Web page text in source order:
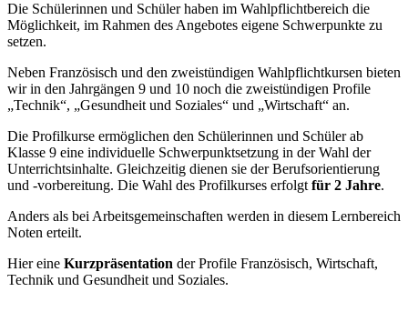
Die Schülerinnen und Schüler haben im Wahlpflichtbereich die
Möglichkeit, im Rahmen des Angebotes eigene Schwerpunkte zu
setzen.
Neben Französisch und den zweistündigen Wahlpflichtkursen bieten
wir in den Jahrgängen 9 und 10 noch die zweistündigen Profile
„Technik“, „Gesundheit und Soziales“ und „Wirtschaft“ an.
Die Profilkurse ermöglichen den Schülerinnen und Schüler ab
Klasse 9 eine individuelle Schwerpunktsetzung in der Wahl der
Unterrichtsinhalte. Gleichzeitig dienen sie der Berufsorientierung
und -vorbereitung. Die Wahl des Profilkurses erfolgt für 2 Jahre.
Anders als bei Arbeitsgemeinschaften werden in diesem Lernbereich
Noten erteilt.
Hier eine Kurzpräsentation der Profile Französisch, Wirtschaft,
Technik und Gesundheit und Soziales.